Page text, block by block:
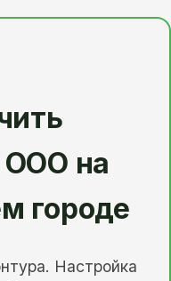
ООО на
городе
Настройка